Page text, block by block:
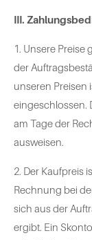
III.
1. Unsere Preise
der
unseren Preisen
eingeschlossen.
am Tage der
ausweisen.
2. Der Kaufpreis
Rechnung bei
sich aus der
ergibt. Ein